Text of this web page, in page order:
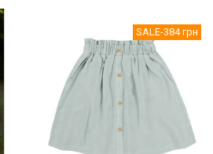
SALE-384 грн